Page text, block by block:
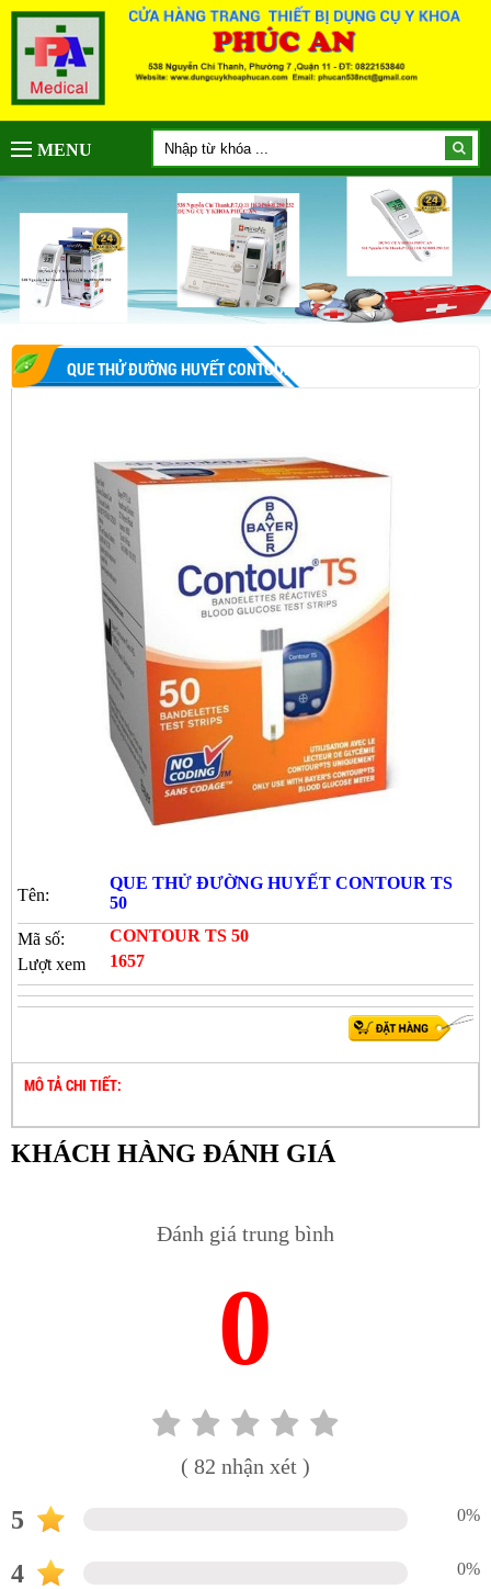
MENU
QUE THỬ ĐƯỜNG HUYẾT CONTOUR TS 50
Tên:
QUE THỬ ĐƯỜNG HUYẾT CONTOUR TS
50
Mã số:
CONTOUR TS 50
Lượt xem
1657
MÔ TẢ CHI TIẾT:
KHÁCH HÀNG ĐÁNH GIÁ
Đánh giá trung bình
0
( 82 nhận xét )
5 0%
4 0%